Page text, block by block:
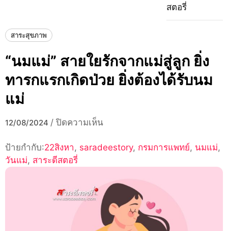
สตอรี่
สาระสุขภาพ
“นมแม่” สายใยรักจากแม่สู่ลูก ยิ่ง
ทารกแรกเกิดป่วย ยิ่งต้องได้รับนม
แม่
12/08/2024 / ปิดความเห็นบน
แม่”
จาก
แม่
ลูก
ป้ายกำกับ:22สิงหา, saradeestory, กรมการแพทย์, นมแม่,
วันแม่, สาระดีสตอรี่